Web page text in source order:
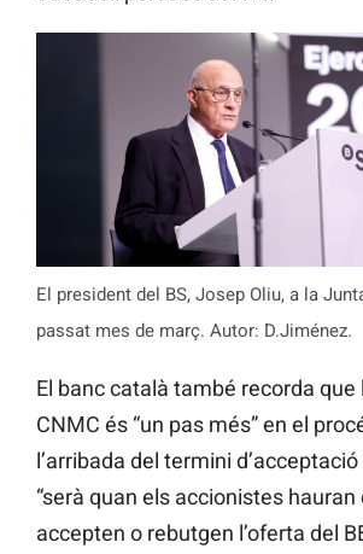
El president del BS, Josep Oliu, a la
passat mes de març. Autor: D.Jiménez.
El banc català també recorda que
CNMC és “un pas més” en el
l’arribada del termini d’acceptació
“serà quan els accionistes hauran
accepten o rebutgen l’oferta del